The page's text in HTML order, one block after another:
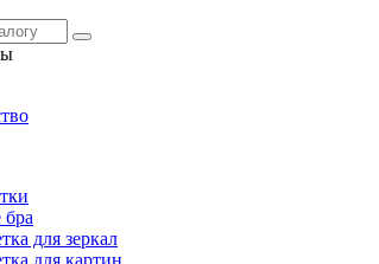
бра
для зеркал
для картин